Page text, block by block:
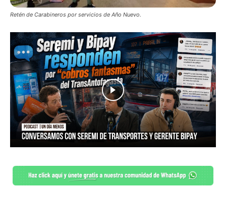
Retén de Carabineros por servicios de Año Nuevo.